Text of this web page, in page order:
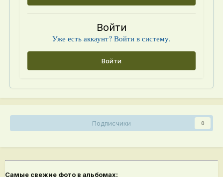
Войти
Уже есть аккаунт? Войти в систему.
Войти
Подписчики 0
Самые свежие фото в альбомах: